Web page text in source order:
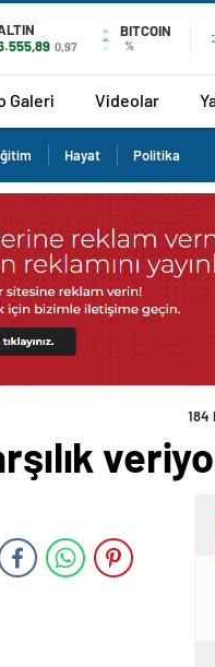
0,97
BITCOIN
%
Galeri Videolar
Hayat Politika
184